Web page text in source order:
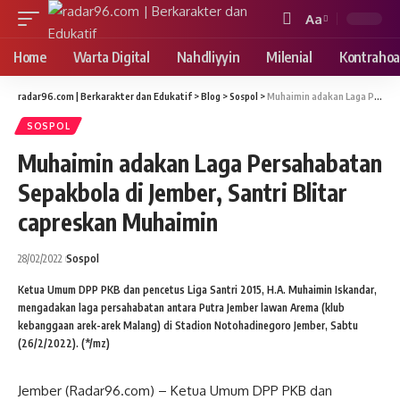
Font
Resizer
Aa
Home Warta Digital Nahdliyyin Milenial
radar96.com | Berkarakter dan Edukatif >Blog >Sospol >Muhaimin adakan Laga Persahabatan Sepakbola di Jember, Santri Blitar capreskan Muhaimin
SOSPOL
Muhaimin adakan Laga Persahabatan
Sepakbola di Jember, Santri Blitar
capreskan Muhaimin
28/02/2022 Sospol
Ketua Umum DPP PKB dan pencetus Liga Santri 2015, H.A. Muhaimin Iskandar,
mengadakan laga persahabatan antara Putra Jember lawan Arema (klub
kebanggaan arek-arek Malang) di Stadion Notohadinegoro Jember, Sabtu
(26/2/2022). (*/mz)
Jember (Radar96.com) – Ketua Umum DPP PKB dan